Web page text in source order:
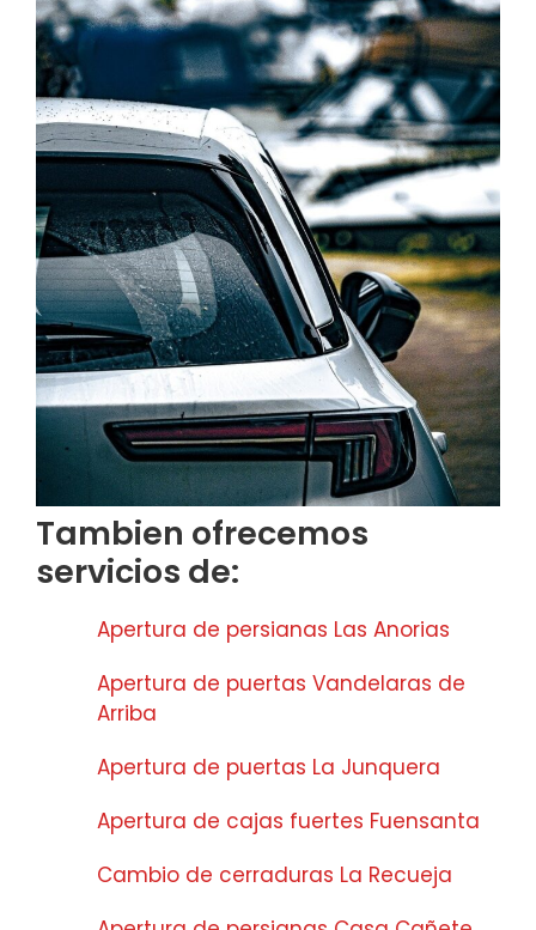
Tambien ofrecemos
servicios de:
Apertura de persianas Las Anorias
Apertura de puertas Vandelaras de
Arriba
Apertura de puertas La Junquera
Apertura de cajas fuertes Fuensanta
Cambio de cerraduras La Recueja